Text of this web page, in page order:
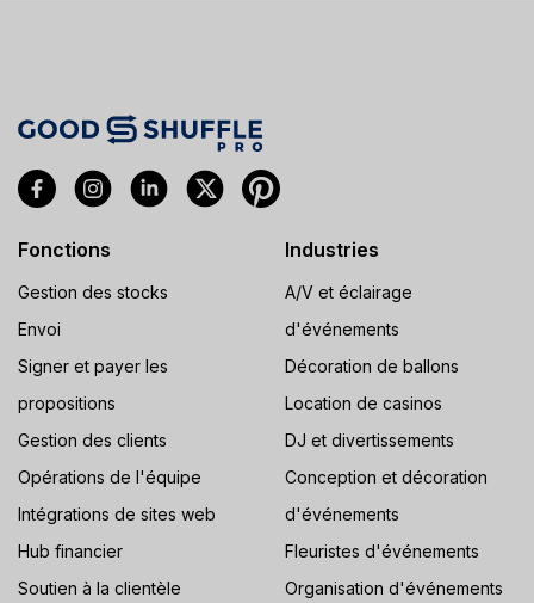
Fonctions
Gestion des stocks
Envoi
Signer et payer les
propositions
Gestion des clients
Opérations de l'équipe
Intégrations de sites web
Hub financier
Soutien à la clientèle
Industries
A/V et éclairage
d'événements
Décoration de ballons
Location de casinos
DJ et divertissements
Conception et décoration
d'événements
Fleuristes d'événements
Organisation d'événements